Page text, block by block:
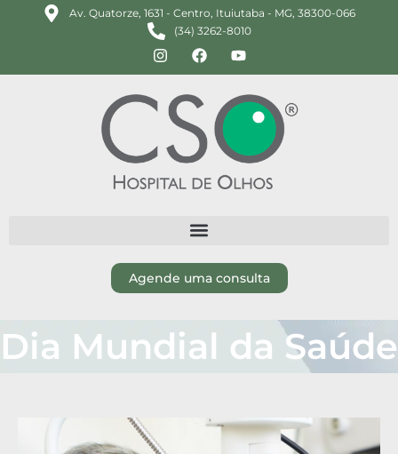
Av. Quatorze, 1631 - Centro, Ituiutaba - MG, 38300-066
(34) 3262-8010
Agende uma consulta
Dia Mundial da Saúde